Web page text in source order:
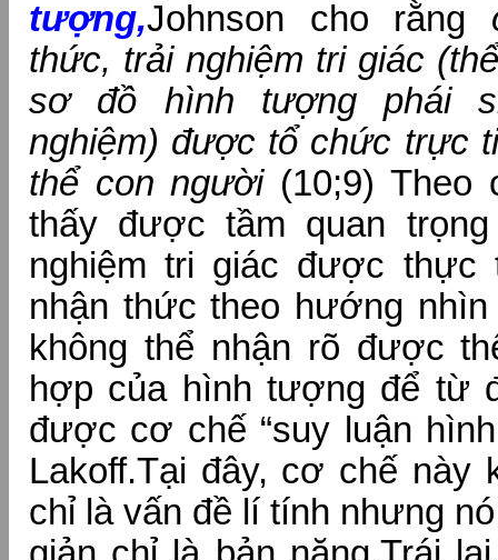
tượng,Johnson cho rằng
thức, trải nghiệm tri giác
sơ đồ hình tượng phái
nghiệm) được tổ chức trực
thể con người (10;9) Theo
thấy được tầm quan
nghiệm tri giác được thực
nhận thức theo hướng
không thể nhận rõ được
hợp của hình tượng để từ
được cơ chế “suy luận
Lakoff.Tại đây, cơ chế này
chỉ là vấn đề lí tính nhưng